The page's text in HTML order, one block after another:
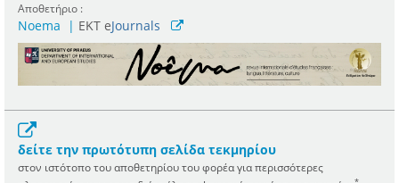
Αποθετήριο :
Noema | ΕΚΤ eJournals
δείτε την πρωτότυπη σελίδα τεκμηρίου
στον ιστότοπο του αποθετηρίου του φορέα για περισσότερες